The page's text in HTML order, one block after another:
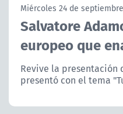
ACTUALIDAD Y
CORPORATIVO Y
Miércoles 24 de
Salvatore
europeo que
Revive la presentación
presentó con el tema